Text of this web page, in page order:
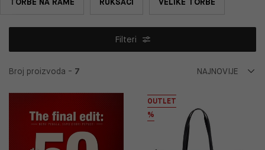
Filteri
Broj proizvoda - 7
OUTLET
%